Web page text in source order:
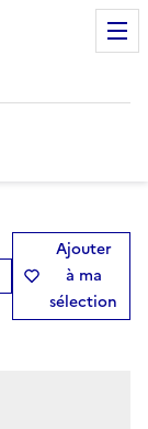
Ajouter
à ma
sélection